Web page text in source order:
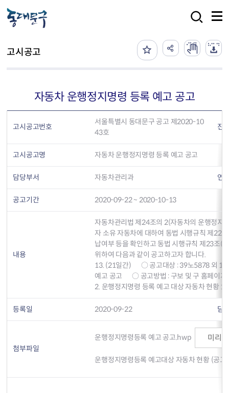
고시공고
자동차 운행정지명령 등록 예고 공고
고시공고번호
서울특별시 동대문구 공고 제2020-10
43호
진
고시공고명 자동차 운행정지명령 등록 예고 공고
담당부서 자동차관리과 연
공고기간 2020-09-22 ~ 2020-10-13
내용
자동차관리법 제24조의 2(자동차의 운행정지
자 소유 자동차에 대하여 동법 시행규칙 제22
납여부 등을 확인하고 동법 시행규칙 제23조(
위하여 다음과 같이 공고하고자 합니다.
13. (21일간)       ○ 공고대상 : 39노5878 외
예고 공고       ○ 공고방법 : 구보 및 구 홈페이
2. 운행정지명령 등록 예고 대상 자동차 현황 1
등록일 2020-09-22 담
첨부파일
운행정지명령등록 예고 공고.hwp 미리
운행정지명령등록 예고대상 자동차 현황 (공고